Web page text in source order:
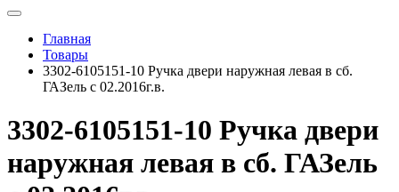
Главная
Товары
3302-6105151-10 Ручка двери наружная левая в сб.
ГАЗель с 02.2016г.в.
3302-6105151-10 Ручка двери
наружная левая в сб. ГАЗель